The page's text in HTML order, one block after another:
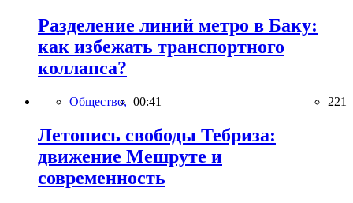
Разделение линий метро в Баку:
как избежать транспортного
коллапса?
Общество, 00:41 221
Летопись свободы Тебриза:
движение Мешруте и
современность